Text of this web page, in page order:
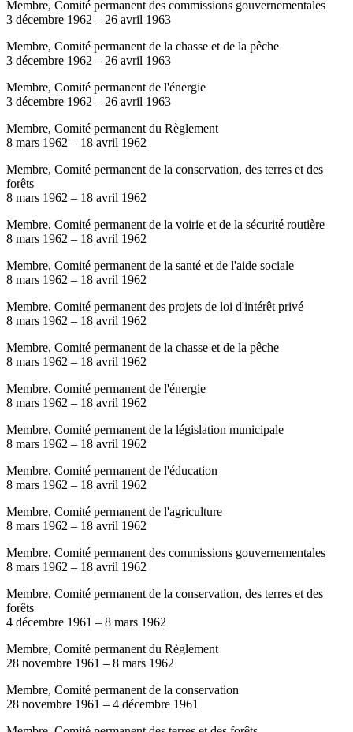
Membre, Comité permanent des commissions gouvernementales
3 décembre 1962 – 26 avril 1963
Membre, Comité permanent de la chasse et de la pêche
3 décembre 1962 – 26 avril 1963
Membre, Comité permanent de l'énergie
3 décembre 1962 – 26 avril 1963
Membre, Comité permanent du Règlement
8 mars 1962 – 18 avril 1962
Membre, Comité permanent de la conservation, des terres et des
forêts
8 mars 1962 – 18 avril 1962
Membre, Comité permanent de la voirie et de la sécurité routière
8 mars 1962 – 18 avril 1962
Membre, Comité permanent de la santé et de l'aide sociale
8 mars 1962 – 18 avril 1962
Membre, Comité permanent des projets de loi d'intérêt privé
8 mars 1962 – 18 avril 1962
Membre, Comité permanent de la chasse et de la pêche
8 mars 1962 – 18 avril 1962
Membre, Comité permanent de l'énergie
8 mars 1962 – 18 avril 1962
Membre, Comité permanent de la législation municipale
8 mars 1962 – 18 avril 1962
Membre, Comité permanent de l'éducation
8 mars 1962 – 18 avril 1962
Membre, Comité permanent de l'agriculture
8 mars 1962 – 18 avril 1962
Membre, Comité permanent des commissions gouvernementales
8 mars 1962 – 18 avril 1962
Membre, Comité permanent de la conservation, des terres et des
forêts
4 décembre 1961 – 8 mars 1962
Membre, Comité permanent du Règlement
28 novembre 1961 – 8 mars 1962
Membre, Comité permanent de la conservation
28 novembre 1961 – 4 décembre 1961